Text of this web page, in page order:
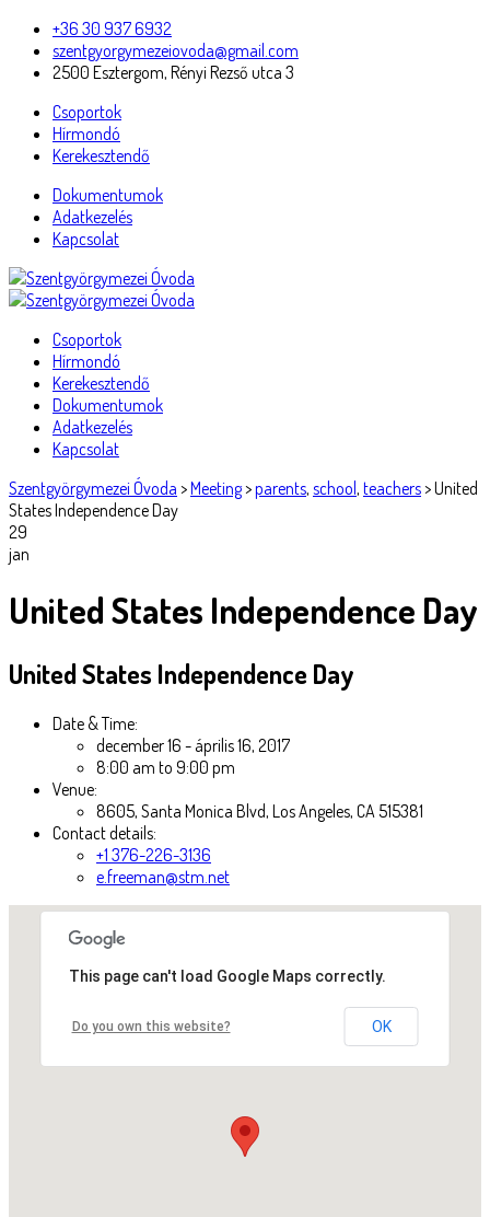
+36 30 937 6932
szentgyorgymezeiovoda@gmail.com
2500 Esztergom, Rényi Rezső utca 3
Csoportok
Hírmondó
Kerekesztendő
Dokumentumok
Adatkezelés
Kapcsolat
Csoportok
Hírmondó
Kerekesztendő
Dokumentumok
Adatkezelés
Kapcsolat
Szentgyörgymezei Óvoda >Meeting>parents, school, teachers>United
States Independence Day
29
jan
United States Independence Day
United States Independence Day
Date & Time:
december 16 - április 16, 2017
8:00 am to 9:00 pm
Venue:
8605, Santa Monica Blvd, Los Angeles, CA 515381
Contact details:
+1 376-226-3136
e.freeman@stm.net
This page can't load Google Maps correctly.
Do you own this website? OK